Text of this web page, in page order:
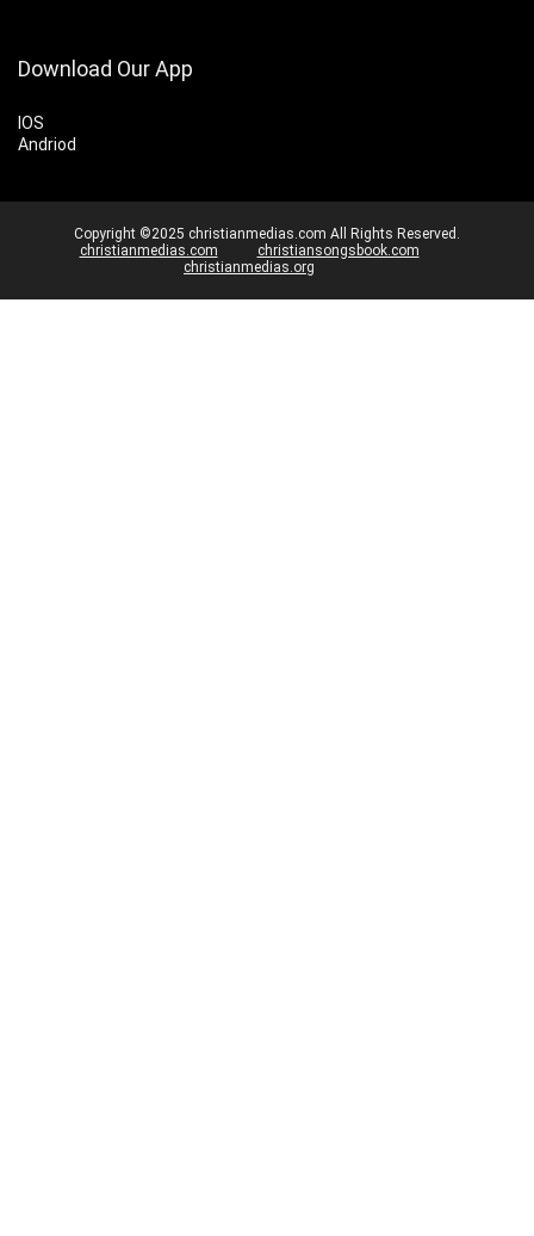
Download Our App
IOS
Andriod
Copyright ©2025 christianmedias.com All Rights Reserved.
christianmedias.com
christiansongsbook.com
christianmedias.org